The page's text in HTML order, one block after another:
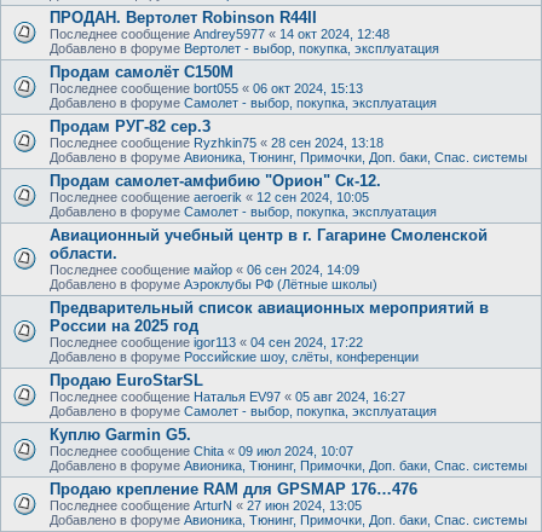
ПРОДАН. Вертолет Robinson R44II
Последнее сообщение Andrey5977 « 14 окт 2024, 12:48
Добавлено в форуме Вертолет - выбор, покупка, эксплуатация
Продам самолёт С150М
Последнее сообщение bort055 « 06 окт 2024, 15:13
Добавлено в форуме Самолет - выбор, покупка, эксплуатация
Продам РУГ-82 сер.3
Последнее сообщение Ryzhkin75 « 28 сен 2024, 13:18
Добавлено в форуме Авионика, Тюнинг, Примочки, Доп. баки, Спас. системы
Продам самолет-амфибию "Орион" Ск-12.
Последнее сообщение aeroerik « 12 сен 2024, 10:05
Добавлено в форуме Самолет - выбор, покупка, эксплуатация
Авиационный учебный центр в г. Гагарине Смоленской
области.
Последнее сообщение майор « 06 сен 2024, 14:09
Добавлено в форуме Аэроклубы РФ (Лётные школы)
Предварительный список авиационных мероприятий в
России на 2025 год
Последнее сообщение igor113 « 04 сен 2024, 17:22
Добавлено в форуме Российские шоу, слёты, конференции
Продаю EuroStarSL
Последнее сообщение Наталья EV97 « 05 авг 2024, 16:27
Добавлено в форуме Самолет - выбор, покупка, эксплуатация
Куплю Garmin G5.
Последнее сообщение Chita « 09 июл 2024, 10:07
Добавлено в форуме Авионика, Тюнинг, Примочки, Доп. баки, Спас. системы
Продаю крепление RAM для GPSMAP 176…476
Последнее сообщение ArturN « 27 июн 2024, 13:05
Добавлено в форуме Авионика, Тюнинг, Примочки, Доп. баки, Спас. системы